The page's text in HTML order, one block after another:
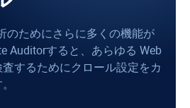
のためにさらに多くの機能が
Auditorすると、あらゆる Web
するためにクロール設定をカ